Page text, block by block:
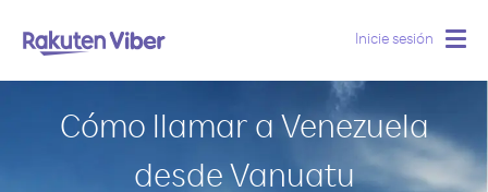
Inicie sesión
Cómo llamar a Venezuela
desde Vanuatu